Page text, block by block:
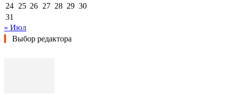
24 25 26 27 28 29 30
31
« Июл
Выбор редактора